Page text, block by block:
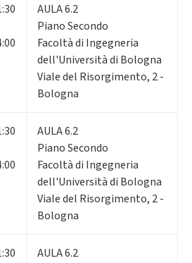
AULA 6.2
Piano Secondo
Facoltà di Ingegneria
dell'Università di Bologna
Viale del Risorgimento, 2 -
Bologna
AULA 6.2
Piano Secondo
Facoltà di Ingegneria
dell'Università di Bologna
Viale del Risorgimento, 2 -
Bologna
AULA 6.2